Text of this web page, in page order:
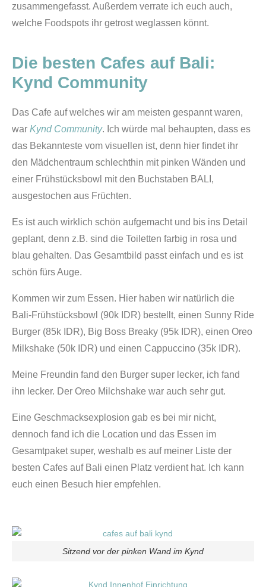
zusammengefasst. Außerdem verrate ich euch auch,
welche Foodspots ihr getrost weglassen könnt.
Die besten Cafes auf Bali:
Kynd Community
Das Cafe auf welches wir am meisten gespannt waren,
war Kynd Community. Ich würde mal behaupten, dass es
das Bekannteste vom visuellen ist, denn hier findet ihr
den Mädchentraum schlechthin mit pinken Wänden und
einer Frühstücksbowl mit den Buchstaben BALI,
ausgestochen aus Früchten.
Es ist auch wirklich schön aufgemacht und bis ins Detail
geplant, denn z.B. sind die Toiletten farbig in rosa und
blau gehalten. Das Gesamtbild passt einfach und es ist
schön fürs Auge.
Kommen wir zum Essen. Hier haben wir natürlich die
Bali-Frühstücksbowl (90k IDR) bestellt, einen Sunny Ride
Burger (85k IDR), Big Boss Breaky (95k IDR), einen Oreo
Milkshake (50k IDR) und einen Cappuccino (35k IDR).
Meine Freundin fand den Burger super lecker, ich fand
ihn lecker. Der Oreo Milchshake war auch sehr gut.
Eine Geschmacksexplosion gab es bei mir nicht,
dennoch fand ich die Location und das Essen im
Gesamtpaket super, weshalb es auf meiner Liste der
besten Cafes auf Bali einen Platz verdient hat. Ich kann
euch einen Besuch hier empfehlen.
Sitzend vor der pinken Wand im Kynd